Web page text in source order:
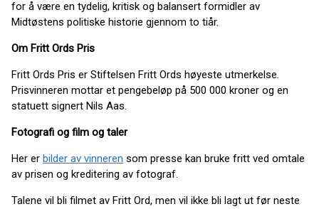
for å være en tydelig, kritisk og balansert formidler av
Midtøstens politiske historie gjennom to tiår.
Om Fritt Ords Pris
Fritt Ords Pris er Stiftelsen Fritt Ords høyeste utmerkelse.
Prisvinneren mottar et pengebeløp på 500 000 kroner og en
statuett signert Nils Aas.
Fotografi og film og taler
Her er bilder av vinneren som presse kan bruke fritt ved omtale
av prisen og kreditering av fotograf.
Talene vil bli filmet av Fritt Ord, men vil ikke bli lagt ut før neste